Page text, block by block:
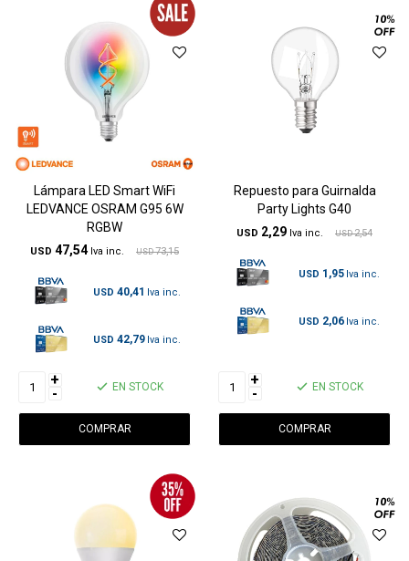
Lámpara LED Smart WiFi
LEDVANCE OSRAM G95 6W
RGBW
USD 47,54 USD 73,15
USD 40,41
USD 42,79
+
- EN STOCK
Repuesto para Guirnalda
Party Lights G40
USD 2,29 USD 2,54
USD 1,95
USD 2,06
+
- EN STOCK